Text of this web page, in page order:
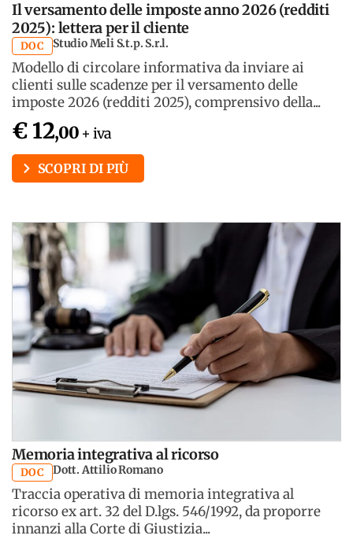
Il versamento delle imposte anno 2026 (redditi
2025): lettera per il cliente
DOC Studio Meli S.t.p. S.r.l.
Modello di circolare informativa da inviare ai
clienti sulle scadenze per il versamento delle
imposte 2026 (redditi 2025), comprensivo della...
€ 12,00 + iva
SCOPRI DI PIÙ
Memoria integrativa al ricorso
DOC Dott. Attilio Romano
Traccia operativa di memoria integrativa al
ricorso ex art. 32 del D.lgs. 546/1992, da proporre
innanzi alla Corte di Giustizia...